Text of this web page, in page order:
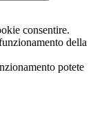
consentire.
della
potete